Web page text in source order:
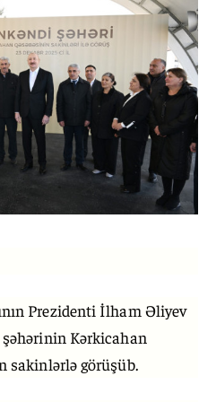
Prezidenti İlham Əliyev
şəhərinin Kərkicahan
sakinlərlə görüşüb.